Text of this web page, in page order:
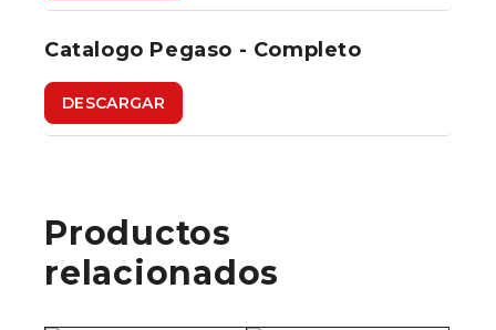
Catalogo Pegaso - Completo
DESCARGAR
Productos
relacionados